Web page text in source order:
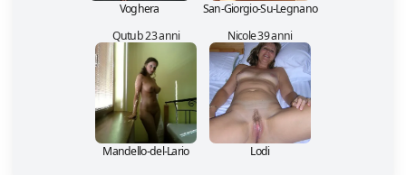
Voghera
San-Giorgio-Su-Legnano
Qutub 23 anni
Mandello-del-Lario
Nicole 39 anni
Lodi